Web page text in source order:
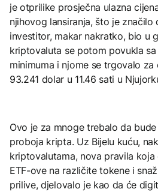
je otprilike prosječna ulazna
njihovog lansiranja, što je značilo
investitor, makar nakratko, bio u
kriptovaluta se potom povukla
minimuma i njome se trgovalo za
93.241 dolar u 11.46 sati u
Ovo je za mnoge trebalo da
proboja kripta. Uz Bijelu kuću,
kriptovalutama, nova pravila
ETF-ove na različite tokene i
prilive, djelovalo je kao da će